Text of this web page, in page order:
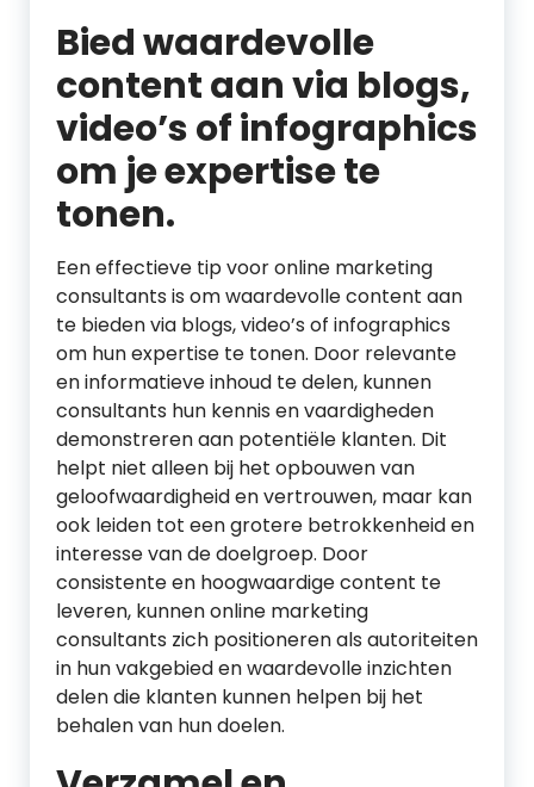
Bied waardevolle
content aan via blogs,
video’s of infographics
om je expertise te
tonen.
Een effectieve tip voor online marketing
consultants is om waardevolle content aan
te bieden via blogs, video’s of infographics
om hun expertise te tonen. Door relevante
en informatieve inhoud te delen, kunnen
consultants hun kennis en vaardigheden
demonstreren aan potentiële klanten. Dit
helpt niet alleen bij het opbouwen van
geloofwaardigheid en vertrouwen, maar kan
ook leiden tot een grotere betrokkenheid en
interesse van de doelgroep. Door
consistente en hoogwaardige content te
leveren, kunnen online marketing
consultants zich positioneren als autoriteiten
in hun vakgebied en waardevolle inzichten
delen die klanten kunnen helpen bij het
behalen van hun doelen.